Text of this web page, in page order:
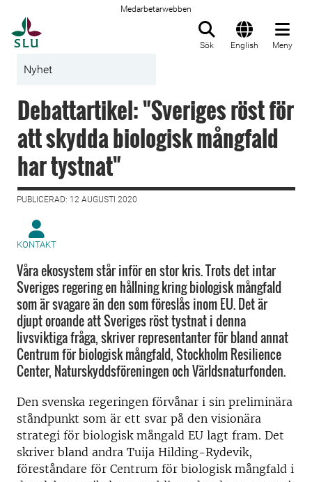
Medarbetarwebben
Sök English Meny
Nyhet
Debattartikel: "Sveriges röst för
att skydda biologisk mångfald
har tystnat"
PUBLICERAD: 12 AUGUSTI 2020
KONTAKT
Våra ekosystem står inför en stor kris. Trots det intar
Sveriges regering en hållning kring biologisk mångfald
som är svagare än den som föreslås inom EU. Det är
djupt oroande att Sveriges röst tystnat i denna
livsviktiga fråga, skriver representanter för bland annat
Centrum för biologisk mångfald, Stockholm Resilience
Center, Naturskyddsföreningen och Världsnaturfonden.
Den svenska regeringen förvånar i sin preliminära
ståndpunkt som är ett svar på den visionära
strategi för biologisk mångald EU lagt fram. Det
skriver bland andra Tuija Hilding-Rydevik,
föreståndare för Centrum för biologisk mångfald i